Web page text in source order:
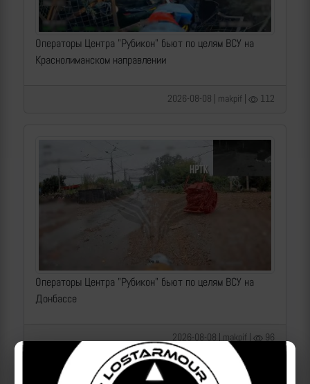
Операторы Центра "Рубикон" бьют по целям ВСУ на
Краснолиманском направлении
2026-08-08 | makpif | 112
Операторы Центра "Рубикон" бьют по целям ВСУ на
Донбассе
2026-08-08 | makpif | 96